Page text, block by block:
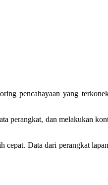
pencahayaan yang
perangkat, dan melakukan
Data dari perangkat